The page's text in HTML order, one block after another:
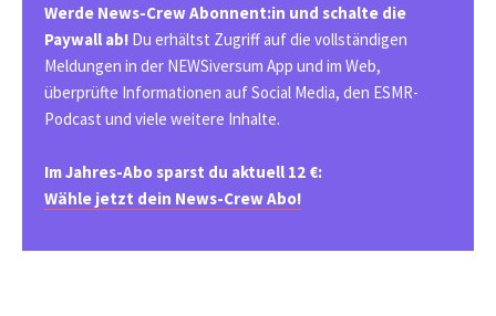
Werde News-Crew Abonnent:in und schalte die
Paywall ab! Du erhältst Zugriff auf die vollständigen
Meldungen in der NEWSiversum App und im Web,
überprüfte Informationen auf Social Media, den ESMR-
Podcast und viele weitere Inhalte.
Im Jahres-Abo sparst du aktuell 12 €:
Wähle jetzt dein News-Crew Abo!